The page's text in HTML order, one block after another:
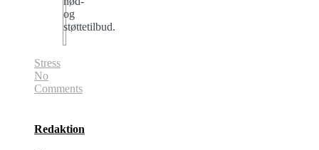
og
støttetilbud.
Stress
No
Comments
Redaktion